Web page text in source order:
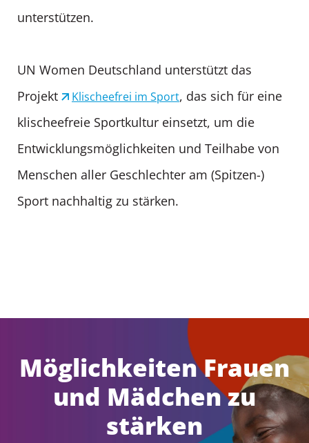
unterstützen.
UN Women Deutschland unterstützt das
Projekt
Klischeefrei im Sport, das sich für eine
klischeefreie Sportkultur einsetzt, um die
Entwicklungsmöglichkeiten und Teilhabe von
Menschen aller Geschlechter am (Spitzen-)
Sport nachhaltig zu stärken.
Möglichkeiten Frauen
und Mädchen zu
stärken